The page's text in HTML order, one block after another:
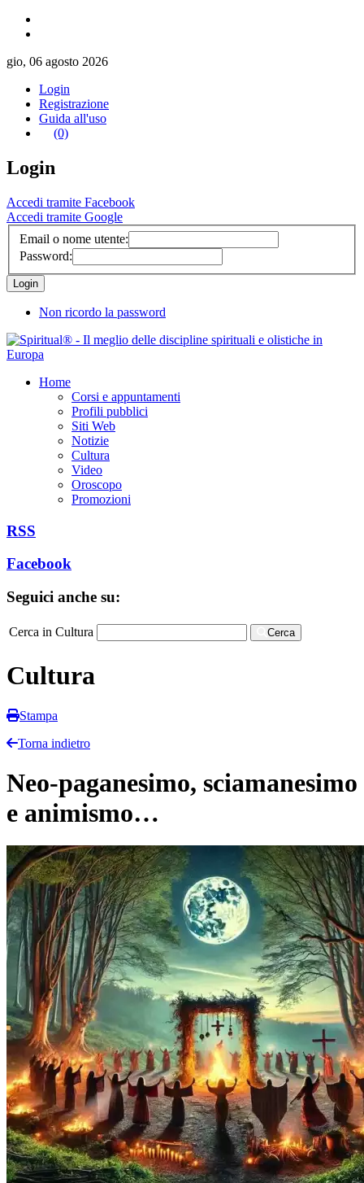
gio, 06 agosto 2026
Login
Registrazione
Guida all'uso
(0)
Login
Accedi tramite Facebook
Accedi tramite Google
Email o nome utente:
Password:
Non ricordo la password
Home
Corsi e appuntamenti
Profili pubblici
Siti Web
Notizie
Cultura
Video
Oroscopo
Promozioni
RSS
Facebook
Seguici anche su:
Cerca in Cultura Cerca
Cultura
Stampa
Torna indietro
Neo-paganesimo, sciamanesimo
e animismo…